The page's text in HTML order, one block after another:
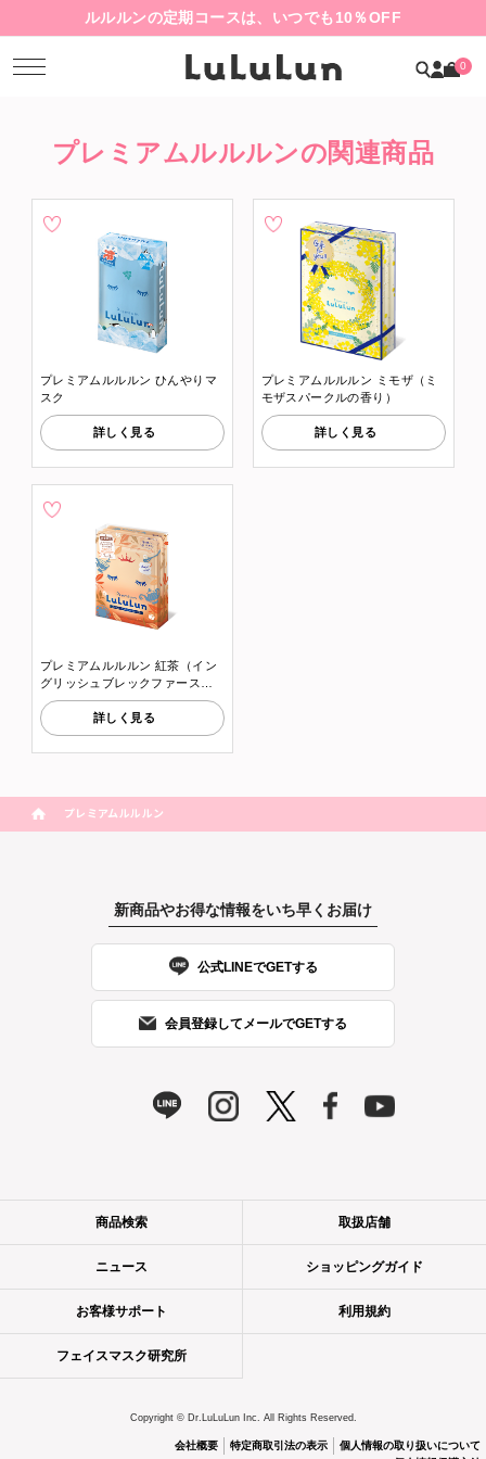
ルルルンの定期コースは、いつでも10％OFF
0
プレミアムルルルンの関連商品
プレミアムルルルン ひんやりマ
スク
詳しく見る
プレミアムルルルン ミモザ（ミ
モザスパークルの香り）
詳しく見る
プレミアムルルルン 紅茶（イン
グリッシュブレックファースト
ティーの香り）
詳しく見る
プレミアムルルルン
新商品やお得な情報をいち早くお届け
公式LINEでGETする
会員登録してメールでGETする
商品検索 取扱店舗
ニュース ショッピングガイド
お客様サポート 利用規約
フェイスマスク研究所
Copyright © Dr.LuLuLun Inc. All Rights Reserved.
会社概要 特定商取引法の表示
個人情報の取り扱いについて